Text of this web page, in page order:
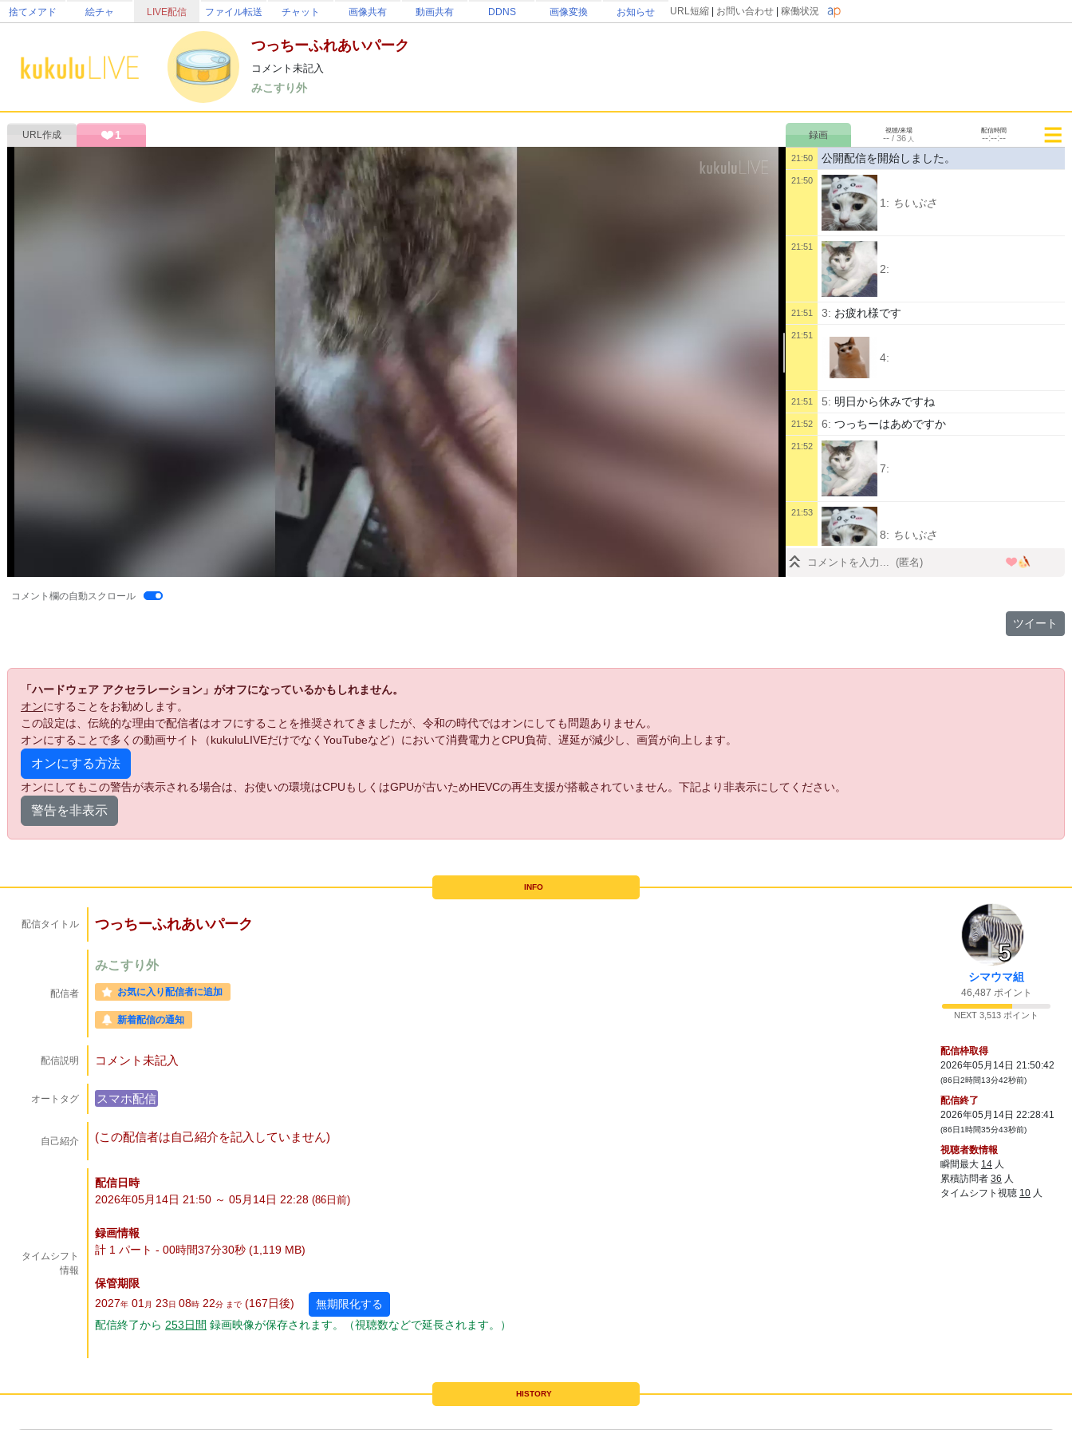
捨てメアド 絵チャ LIVE配信 ファイル転送 チャット 画像共有 動画共有 DDNS 画像変換 お知らせ URL短縮 お問い合わせ 稼働状況
つっちーふれあいパーク
コメント未記入
みこすり外
URL作成 1 視聴/来場
-- / 36 人
配信時間
--:--:--
21:50 公開配信を開始しました。
21:50
1: ちいぶさ
21:51
2:
21:51 3: お疲れ様です
21:51
4:
21:51 5: 明日から休みですね
21:52 6: つっちーはあめですか
21:52
7:
21:53
8: ちいぶさ
10:見返り美人
14:
コープとマルちゃんの共同開発の餅入りカ
レーうどんとかは好きだったな あとチョコワ
っぽいパクリのサクッチョとかいうシリアルｗ
少なめのは割引されてないの草ｗ
30:でもタケノコ多すぎると処理大変だよ
コメント欄の自動スクロール
ツイート
「ハードウェア アクセラレーション」がオフになっているかもしれません。
オンにすることをお勧めします。
この設定は、伝統的な理由で配信者はオフにすることを推奨されてきましたが、令和の時代ではオンにしても問題ありません。
オンにすることで多くの動画サイト（kukuluLIVEだけでなくYouTubeなど）において消費電力とCPU負荷、遅延が減少し、画質が向上します。
オンにする方法
オンにしてもこの警告が表示される場合は、お使いの環境はCPUもしくはGPUが古いためHEVCの再生支援が搭載されていません。下記より非表示にしてください。
警告を非表示
INFO
配信タイトル つっちーふれあいパーク
配信者
みこすり外
お気に入り配信者に追加
新着配信の通知
配信説明 コメント未記入
オートタグ スマホ配信
自己紹介 (この配信者は自己紹介を記入していません)
タイムシフト
情報
配信日時
2026年05月14日 21:50 ～ 05月14日 22:28 (86 日 前)
録画情報
計 1 パート - 00時間37分30秒 (1,119 MB)
保管期限
2027年 01月 23日 08時 22分 まで (167日後)
無期限化する
配信終了から 253日間 録画映像が保存されます。（視聴数などで延長されます。）
5
シマウマ組
46,487 ポイント
NEXT 3,513 ポイント
配信枠取得
2026年05月14日 21:50:42
(86日2時間13分42秒前)
配信終了
2026年05月14日 22:28:41
(86日1時間35分43秒前)
視聴者数情報
瞬間最大 14 人
累積訪問者 36 人
タイムシフト視聴 10 人
HISTORY